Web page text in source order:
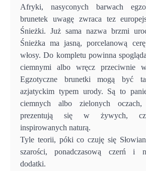
Afryki, nasyconych barwach
brunetek uwagę zwraca tez
Śnieżki. Już sama nazwa brzmi
Śnieżka ma jasną, porcelanową
włosy. Do kompletu powinna
ciemnymi albo wręcz przeciwnie
Egzotyczne brunetki mogą być
azjatyckim typem urody. Są to
ciemnych albo zielonych
prezentują się w żywych,
inspirowanych naturą.
Tyle teorii, póki co czuję się
szarości, ponadczasową czerń i
dodatki.